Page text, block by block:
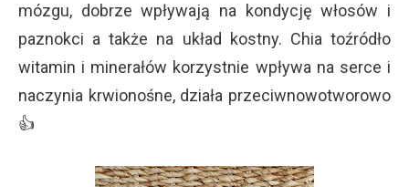
mózgu, dobrze wpływają na kondycję włosów i
paznokci a także na układ kostny. Chia toźródło
witamin i minerałów korzystnie wpływa na serce i
naczynia krwionośne, działa przeciwnowotworowo
👍